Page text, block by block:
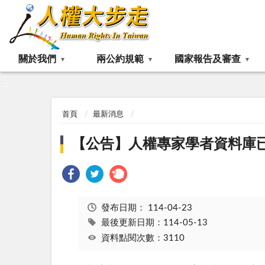
關於我們 兩公約規範 國家報告及審查
首頁 最新消息
【公告】人權專家學者資料庫
發布日期： 114-04-23
最後更新日期：114-05-13
資料點閱次數：3110